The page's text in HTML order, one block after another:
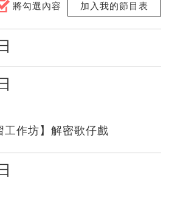
將勾選內容 加入我的節目表
工作坊】解密歌仔戲